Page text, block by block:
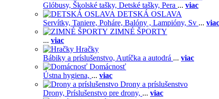
Glóbusy, Školské tašky, Detské tašky, Pera ... viac
DETSKÁ OSLAVA
Servítky, Taniere, Poháre, Balóny , Lampióny, Sv ... viac
ZIMNÉ ŠPORTY
... viac
Hračky
Bábiky a príslušenstvo, Autíčka a autodrá ... viac
Domácnosť
Ústna hygiena, ... viac
Drony a príslušenstvo
Drony, Príslušenstvo pre drony, ... viac